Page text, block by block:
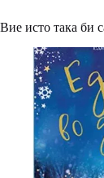
Вие исто така би